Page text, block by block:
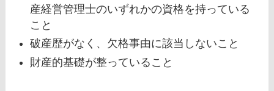
産経営管理士のいずれかの資格を持っている
こと
破産歴がなく、欠格事由に該当しないこと
財産的基礎が整っていること